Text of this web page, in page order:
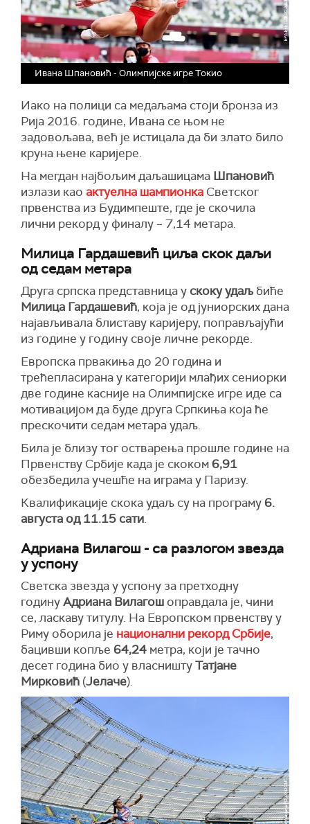
Ивана Шпановић - Олимпијске игре Токио
Иако на полици са медаљама стоји бронза из
Рија 2016. године, Ивана се њом не
задовољава, већ је истицала да би злато било
круна њене каријере.
На мегдан најбољим даљашицама Шпановић
излази као актуелна шампионка Светског
првенства из Будимпеште, где је скочила
лични рекорд у финалу – 7,14 метара.
Милица Гардашевић циља скок даљи
од седам метара
Друга српска представница у скоку удаљ биће
Милица Гардашевић, која је од јуниорских дана
најављивала блиставу каријеру, поправљајући
из године у годину своје личне рекорде.
Европска првакиња до 20 година и
трећепласирана у категорији млађих сениорки
две године касније на Олимпијске игре иде са
мотивацијом да буде друга Српкиња која ће
прескочити седам метара удаљ.
Била је близу тог остварења прошле године на
Првенству Србије када је скоком6,91
обезбедила учешће на играма у Паризу.
Квалификације скока удаљ су на програму6.
августа од 11.15 сати.
Адриана Вилагош - са разлогом звезда
у успону
Светска звезда у успону за претходну
годинуАдриана Вилагош оправдала је, чини
се, ласкаву титулу. На Европском првенству у
Риму оборила је национални рекорд Србије,
бацивши копље 64,24 метра, који је тачно
десет година био у власништуТатјане
Мирковић (Јелаче).